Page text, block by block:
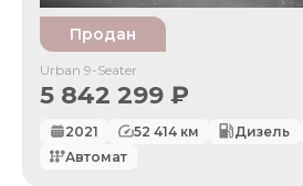
Продан
Urban 9-Seater
5 842 299 ₽
2021 52 414 км Дизель
Автомат